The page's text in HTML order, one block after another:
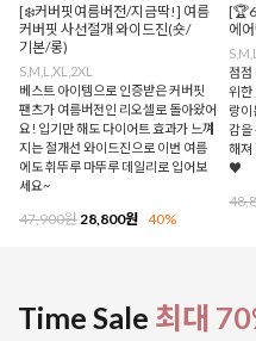
[❄️커버핏여름버전/지금딱!] 여름
커버핏 사선절개 와이드진(숏/
기본/롱)
S,M,L,XL,2XL
베스트 아이템으로 인증받은 커버핏
팬츠가 여름버전인 리오셀로 돌아왔어
요! 입기만 해도 다이어트 효과가 느껴
지는 절개선 와이드진으로 이번 여름
에도 휘뚜루 마뚜루 데일리로 입어보
세요~
47,900원 28,800원 40%
에
점점
위한
랑이
감을
해져
♥
Time Sale 최대